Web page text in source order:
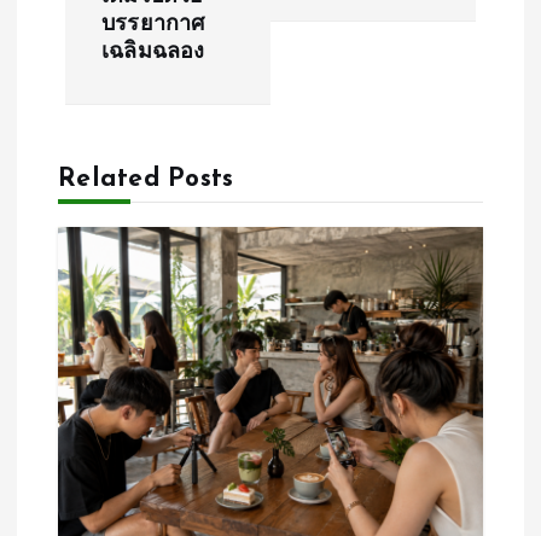
a
v
g
a
t
บรรยากาศ
เฉลิมฉลอง
Related Posts